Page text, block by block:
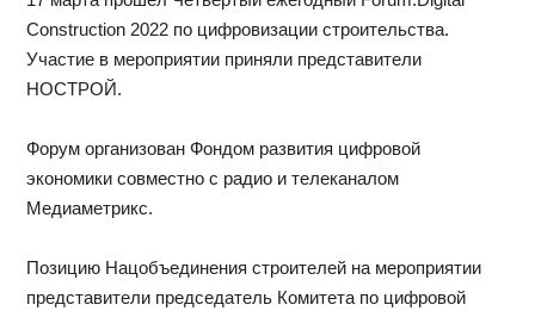
Construction 2022 по цифровизации строительства.
Участие в мероприятии приняли представители
НОСТРОЙ.
Форум организован Фондом развития цифровой
экономики совместно с радио и телеканалом
Медиаметрикс.
Позицию Нацобъединения строителей на мероприятии
представители председатель Комитета по цифровой